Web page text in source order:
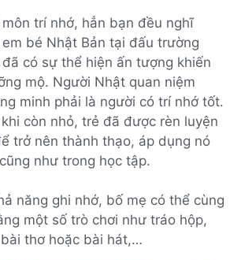
trí nhớ, hẳn bạn đều nghĩ
bé Nhật Bản tại đấu trường
có sự thể hiện ấn tượng khiến
mộ. Người Nhật quan niệm
minh phải là người có trí nhớ tốt.
còn nhỏ, trẻ đã được rèn luyện
trở nên thành thạo, áp dụng nó
như trong học tập.
năng ghi nhớ, bố mẹ có thể cùng
một số trò chơi như tráo hộp,
thơ hoặc bài hát,…